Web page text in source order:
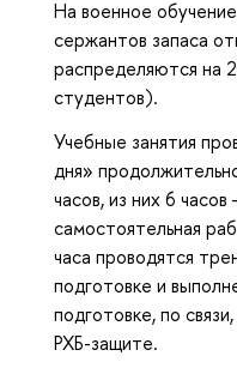
На военное
сержантов запаса
распределяются на
студентов).
Учебные занятия
дня»
часов, из них 6
самостоятельная
часа проводятся
подготовке и
подготовке, по
РХБ-защите.